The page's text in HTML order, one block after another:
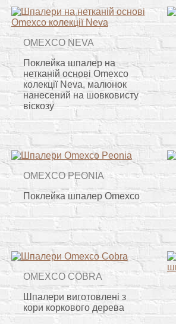
OMEXCO NEVA
Поклейка шпалер на
нетканій основі Omexco
колекції Neva, малюнок
нанесений на шовковисту
віскозу
OMEXCO PEONIA
Поклейка шпалер Omexco
OMEXCO COBRA
Шпалери виготовлені з
кори коркового дерева